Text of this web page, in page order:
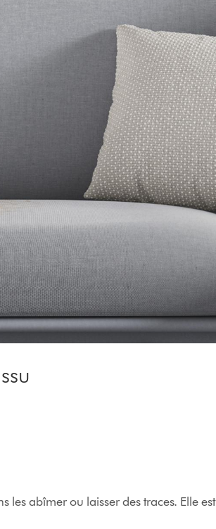
les abîmer ou laisser des traces. Elle est